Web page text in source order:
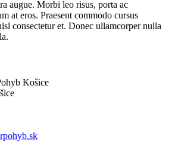
augue. Morbi leo risus, porta ac
at eros. Praesent commodo cursus
consectetur et. Donec ullamcorper nulla
Košice